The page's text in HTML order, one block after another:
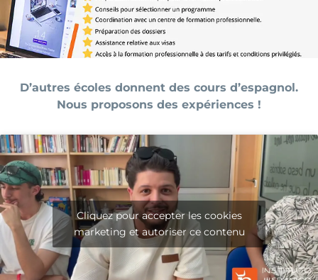
D’autres écoles donnent des cours d’espagnol.
Nous proposons des expériences !
Cliquez pour accepter les cookies
marketing et autoriser ce contenu